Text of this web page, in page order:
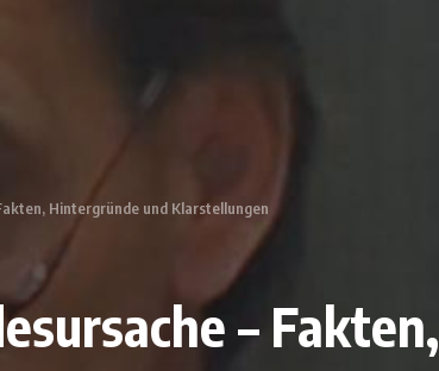
Hintergründe und Klarstellungen
– Fakten,